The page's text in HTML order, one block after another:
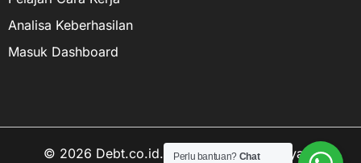
Analisa Keberhasilan
Masuk Dashboard
© 2026 Debt.co.id. Hak cipta data kekayaan
Perlu bantuan? Chat